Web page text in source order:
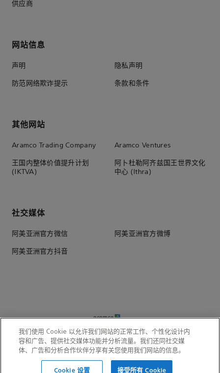
供应商
网站信息
声明 隐私声明
防范网络欺诈提示 条款和条件
其他网站
Aramco Trading Company Aramco Ventures
王国内整体价值提升计划
(IKTVA)
阿卜杜勒阿齐兹国王世界文化
中心 (Ithra)
社交媒体
阿美亚洲官方微信 阿美亚洲官方微博
阿美亚洲官方抖音
© 2026 阿美远东（北京）商业服务有限公司 Aramco Far East
(Beijing) Business Services Co., Ltd. 电话：(+86 10)8590 5900
我们使用 Cookie 以允许我们网站的正常工作、个性化设计内
容和广告、提供社交媒体功能并分析流量。我们还同社交媒
体、广告和分析合作伙伴分享有关您使用我们网站的信息。
Cookie 设置 接受所有 Cookie